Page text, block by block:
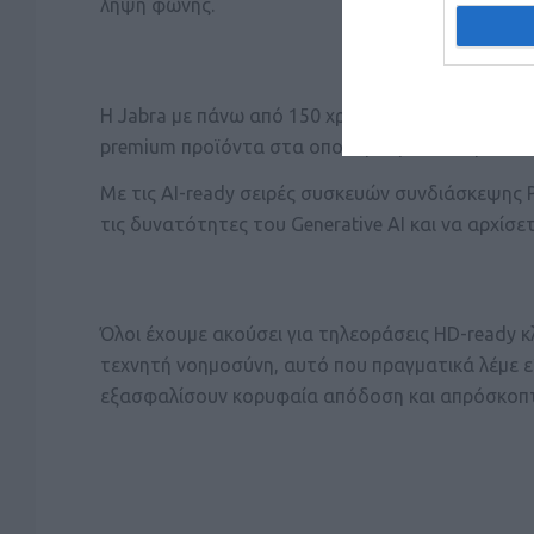
λήψη φωνής.
Η Jabra με πάνω από 150 χρόνια τεχνογνωσίας
premium προϊόντα στα οποία μπορείτε να
Με τις AI-ready σειρές συσκευών συνδιάσκεψης
τις δυνατότητες του Generative AI και να
Όλοι έχουμε ακούσει για τηλεοράσεις HD-ready
τεχνητή νοημοσύνη, αυτό που πραγματικά λέμε
εξασφαλίσουν κορυφαία απόδοση και